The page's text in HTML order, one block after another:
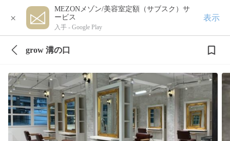
×
MEZONメゾン/美容室定額（サブスク）サ
ービス
入手 - Google Play
表示
grow 溝の口